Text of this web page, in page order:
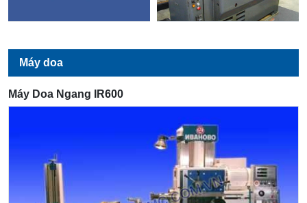
Máy doa
Máy Doa Ngang IR600